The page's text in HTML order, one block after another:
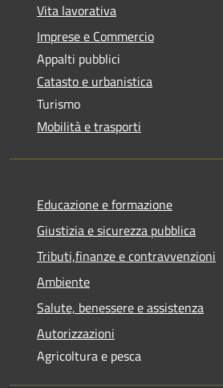
Vita lavorativa
Imprese e Commercio
Appalti pubblici
Catasto e urbanistica
Turismo
Mobilità e trasporti
Educazione e formazione
Giustizia e sicurezza pubblica
Tributi,finanze e contravvenzioni
Ambiente
Salute, benessere e assistenza
Autorizzazioni
Agricoltura e pesca